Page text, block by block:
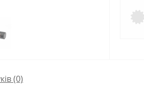
(0)